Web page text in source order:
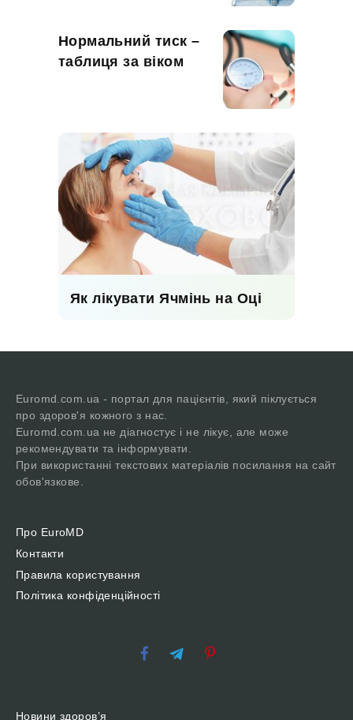
Нормальний тиск –
таблиця за віком
Як лікувати Ячмінь на Оці
Euromd.com.ua - портал для пацієнтів, який піклується
про здоров'я кожного з нас.
Euromd.com.ua не діагностує і не лікує, але може
рекомендувати та інформувати.
При використанні текстових матеріалів посилання на сайт
обов'язкове.
Про EuroMD
Контакти
Правила користування
Політика конфіденційності
Новини здоров’я